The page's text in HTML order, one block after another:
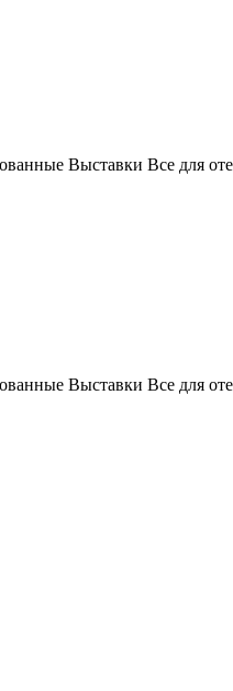
Выставки Все для
Выставки Все для